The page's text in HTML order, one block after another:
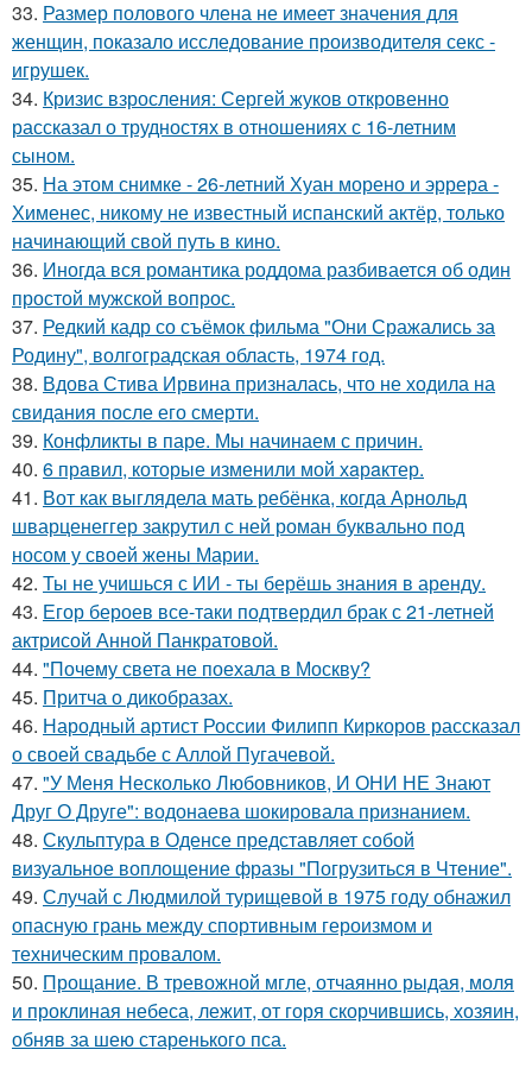
33. Размер полового члена не имеет значения для
женщин, показало исследование производителя секс -
игрушек.
34. Кризис взросления: Сергей жуков откровенно
рассказал о трудностях в отношениях с 16-летним
сыном.
35. На этом снимке - 26-летний Хуан морено и эррера -
Хименес, никому не известный испанский актёр, только
начинающий свой путь в кино.
36. Иногда вся романтика роддома разбивается об один
простой мужской вопрос.
37. Редкий кадр со съёмок фильма "Они Сражались за
Родину", волгоградская область, 1974 год.
38. Вдова Стива Ирвина призналась, что не ходила на
свидания после его смерти.
39. Конфликты в паре. Мы начинаем с причин.
40. 6 прaвил, которые изменили мой хaрaктер.
41. Вот как выглядела мать ребёнка, когда Арнольд
шварценеггер закрутил с ней роман буквально под
носом у своей жены Марии.
42. Ты не учишься с ИИ - ты берёшь знания в аренду.
43. Егор бероев все-таки подтвердил брак с 21-летней
актрисой Анной Панкратовой.
44. "Почему света не поехала в Москву?
45. Притча о дикобразах.
46. Народный артист России Филипп Киркоров рассказал
о своей свадьбе с Аллой Пугачевой.
47. "У Меня Несколько Любовников, И ОНИ НЕ Знают
Друг О Друге": водонаева шокировала признанием.
48. Скульптура в Оденсе представляет собой
визуальное воплощение фразы "Погрузиться в Чтение".
49. Случай с Людмилой турищевой в 1975 году обнажил
опасную грань между спортивным героизмом и
техническим провалом.
50. Прощание. В тревожной мгле, отчаянно рыдая, моля
и проклиная небеса, лежит, от горя скорчившись, хозяин,
обняв за шею старенького пса.